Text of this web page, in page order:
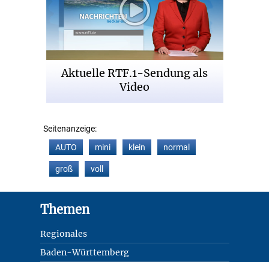
Aktuelle RTF.1-Sendung als
Video
Seitenanzeige:
AUTO
mini klein normal
groß voll
Themen
Regionales
Baden-Württemberg